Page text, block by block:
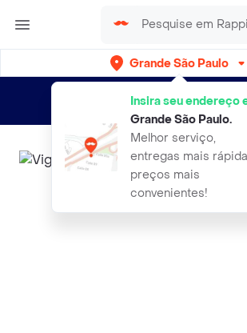
Grande São Paulo
Insira seu endereço
Grande São Paulo.
Melhor serviço,
entregas mais
preços mais
convenientes!
Entregas grátis por 15 dias!